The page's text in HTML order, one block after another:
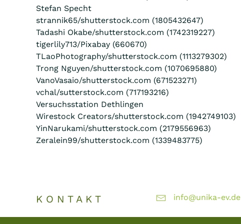
Stefan Specht
strannik65/shutterstock.com (1805432647)
Tadashi Okabe/shutterstock.com (1742319227)
tigerlily713/Pixabay (660670)
TLaoPhotography/shutterstock.com (1113279302)
Trong Nguyen/shutterstock.com (1070695880)
VanoVasaio/shutterstock.com (671523271)
vchal/sutterstock.com (717193216)
Versuchsstation Dethlingen
Wirestock Creators/shutterstock.com (1942749103)
YinNarukami/shutterstock.com (2179556963)
Zeralein99/shutterstock.com (1339483775)
K O N T A K T info@unika-ev.de